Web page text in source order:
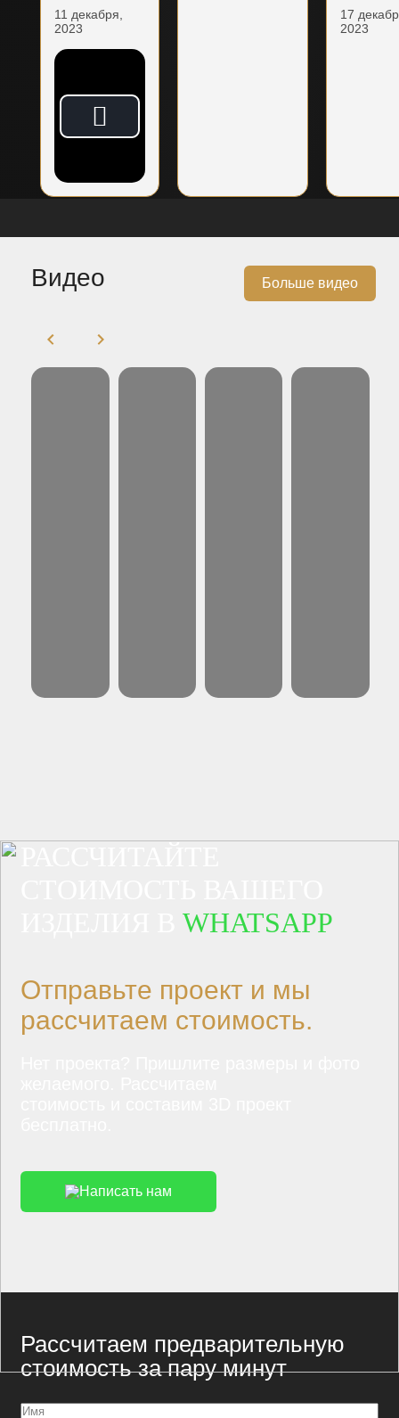
11 декабря,
2023
17
2023
Видео Больше видео
ИЗДЕЛИЯ ВWHATSAPP
Отправьте проект и мы
рассчитаем стоимость.
Написать нам
Рассчитаем предварительную
стоимость за пару минут
Имя